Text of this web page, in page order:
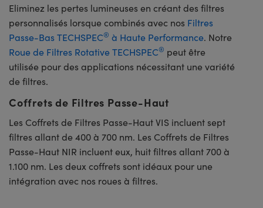
Eliminez les pertes lumineuses en créant des filtres
personnalisés lorsque combinés avec nos Filtres
Passe-Bas TECHSPEC® à Haute Performance. Notre
Roue de Filtres Rotative TECHSPEC® peut être
utilisée pour des applications nécessitant une variété
de filtres.
Coffrets de Filtres Passe-Haut
Les Coffrets de Filtres Passe-Haut VIS incluent sept
filtres allant de 400 à 700 nm. Les Coffrets de Filtres
Passe-Haut NIR incluent eux, huit filtres allant 700 à
1.100 nm. Les deux coffrets sont idéaux pour une
intégration avec nos roues à filtres.